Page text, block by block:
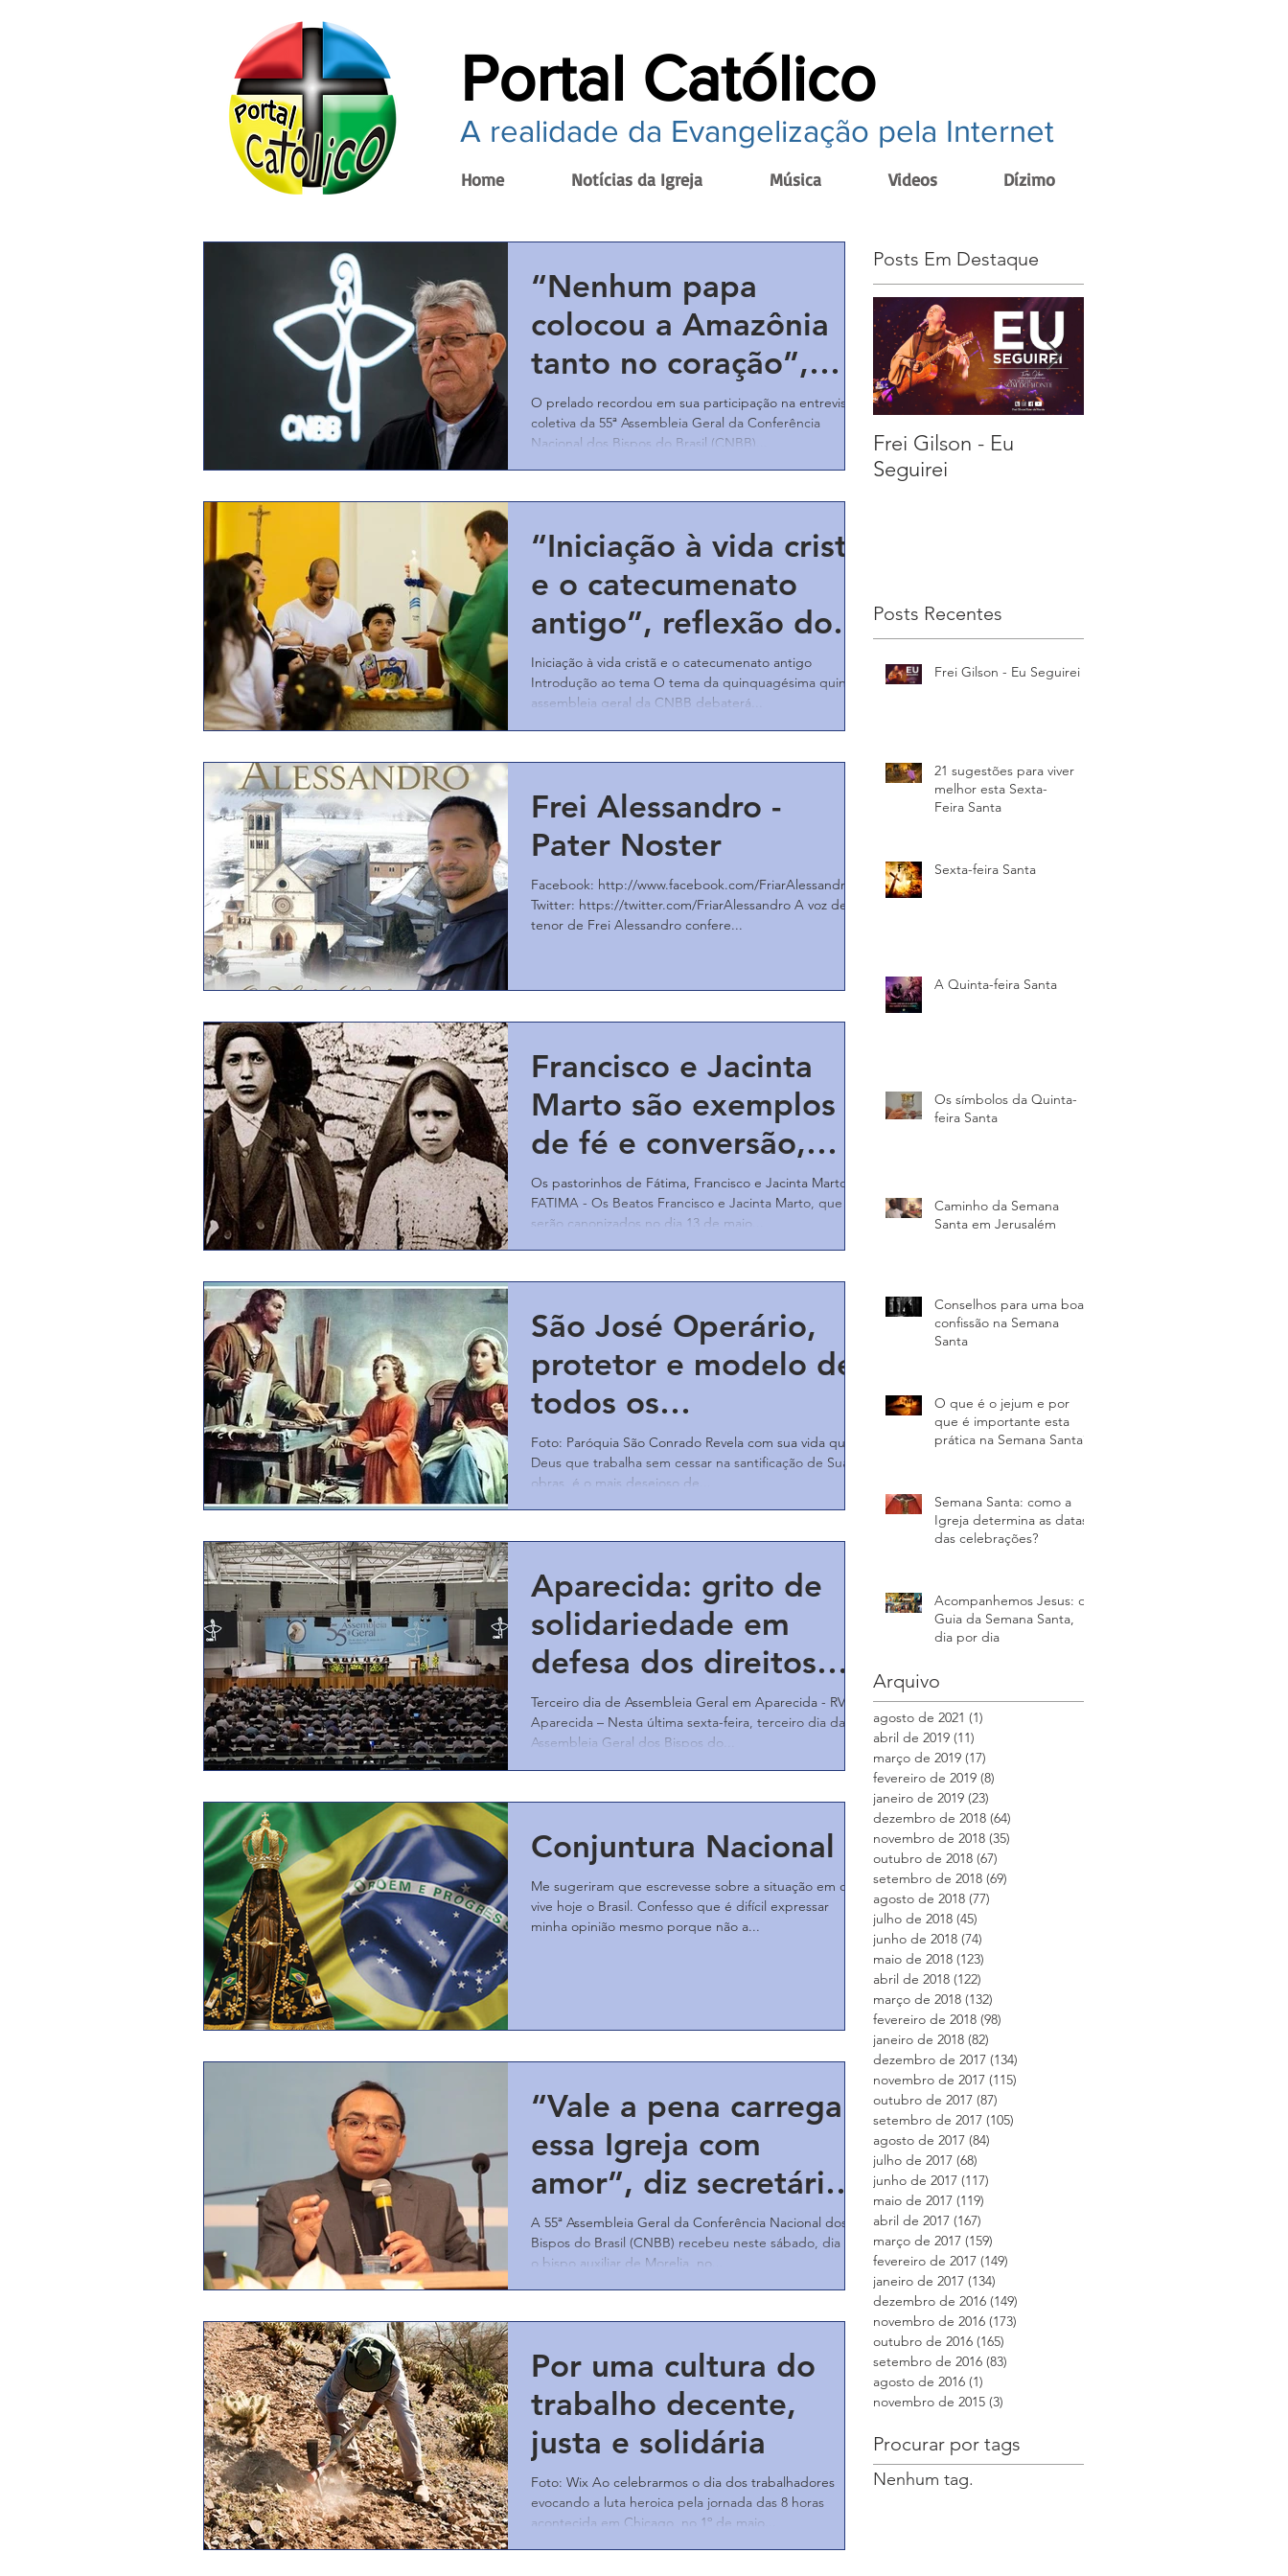
Portal Católico
A realidade da Evangelização pela Internet
Home Notícias da Igreja Música Videos Dízimo
“Nenhum papa
colocou a Amazônia
tanto no coração”,
afirma dom Erwin
sobre Francisco
O prelado recordou em sua participação na entrevista
coletiva da 55ª Assembleia Geral da Conferência
Nacional dos Bispos do Brasil (CNBB)...
“Iniciação à vida cristã
e o catecumenato
antigo”, reflexão do
bispo de Marabá (PA)
Iniciação à vida cristã e o catecumenato antigo
Introdução ao tema O tema da quinquagésima quinta
assembleia geral da CNBB debaterá...
Frei Alessandro -
Pater Noster
Facebook: http://www.facebook.com/FriarAlessandro
Twitter: https://twitter.com/FriarAlessandro A voz de
tenor de Frei Alessandro confere...
Francisco e Jacinta
Marto são exemplos
de fé e conversão,
afirmam bispos
portugueses
Os pastorinhos de Fátima, Francisco e Jacinta Marto
FATIMA - Os Beatos Francisco e Jacinta Marto, que
serão canonizados no dia 13 de maio...
São José Operário,
protetor e modelo de
todos os
trabalhadores
Foto: Paróquia São Conrado Revela com sua vida que o
Deus que trabalha sem cessar na santificação de Suas
obras, é o mais desejoso de...
Aparecida: grito de
solidariedade em
defesa dos direitos
dos trabalhadores
Terceiro dia de Assembleia Geral em Aparecida - RV
Aparecida – Nesta última sexta-feira, terceiro dia da
Assembleia Geral dos Bispos do...
Conjuntura Nacional
Me sugeriram que escrevesse sobre a situação em que
vive hoje o Brasil. Confesso que é difícil expressar
minha opinião mesmo porque não a...
“Vale a pena carregar
essa Igreja com
amor”, diz secretário
do Celam aos bispos
do Brasil
A 55ª Assembleia Geral da Conferência Nacional dos
Bispos do Brasil (CNBB) recebeu neste sábado, dia 29,
o bispo auxiliar de Morelia, no...
Por uma cultura do
trabalho decente,
justa e solidária
Foto: Wix Ao celebrarmos o dia dos trabalhadores
evocando a luta heroica pela jornada das 8 horas
acontecida em Chicago, no 1º de maio...
Posts Em Destaque
Frei Gilson - Eu
Seguirei
Posts Recentes
Frei Gilson - Eu Seguirei
21 sugestões para viver
melhor esta Sexta-
Feira Santa
Sexta-feira Santa
A Quinta-feira Santa
Os símbolos da Quinta-
feira Santa
Caminho da Semana
Santa em Jerusalém
Conselhos para uma boa
confissão na Semana
Santa
O que é o jejum e por
que é importante esta
prática na Semana Santa?
Semana Santa: como a
Igreja determina as datas
das celebrações?
Acompanhemos Jesus: o
Guia da Semana Santa,
dia por dia
Arquivo
agosto de 2021 (1)
abril de 2019 (11)
março de 2019 (17)
fevereiro de 2019 (8)
janeiro de 2019 (23)
dezembro de 2018 (64)
novembro de 2018 (35)
outubro de 2018 (67)
setembro de 2018 (69)
agosto de 2018 (77)
julho de 2018 (45)
junho de 2018 (74)
maio de 2018 (123)
abril de 2018 (122)
março de 2018 (132)
fevereiro de 2018 (98)
janeiro de 2018 (82)
dezembro de 2017 (134)
novembro de 2017 (115)
outubro de 2017 (87)
setembro de 2017 (105)
agosto de 2017 (84)
julho de 2017 (68)
junho de 2017 (117)
maio de 2017 (119)
abril de 2017 (167)
março de 2017 (159)
fevereiro de 2017 (149)
janeiro de 2017 (134)
dezembro de 2016 (149)
novembro de 2016 (173)
outubro de 2016 (165)
setembro de 2016 (83)
agosto de 2016 (1)
novembro de 2015 (3)
Procurar por tags
Nenhum tag.